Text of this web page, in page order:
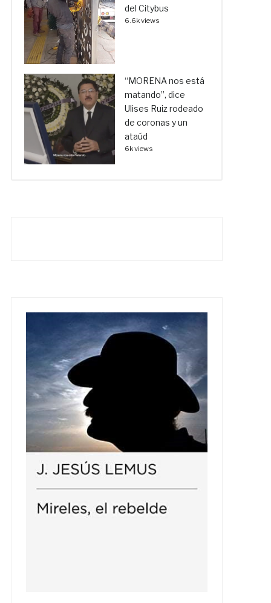
del Citybus
6.6k views
“MORENA nos está
matando”, dice
Ulises Ruiz rodeado
de coronas y un
ataúd
6k views